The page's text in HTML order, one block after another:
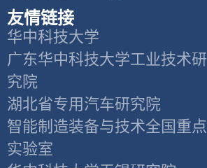
友情链接
华中科技大学
广东华中科技大学工业技术研
究院
湖北省专用汽车研究院
智能制造装备与技术全国重点
实验室